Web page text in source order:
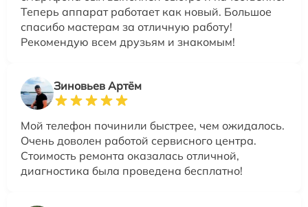
Теперь аппарат работает как новый. Большое
спасибо мастерам за отличную работу!
Рекомендую всем друзьям и знакомым!
Зиновьев Артём
Мой телефон починили быстрее, чем ожидалось.
Очень доволен работой сервисного центра.
Стоимость ремонта оказалась отличной,
диагностика была проведена бесплатно!